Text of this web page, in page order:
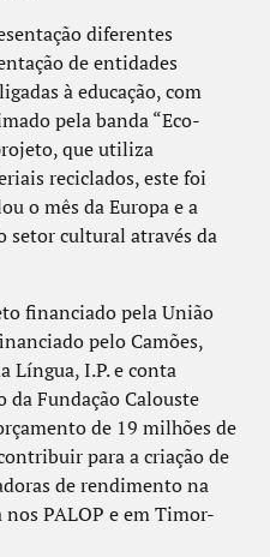
diferentes
de entidades
à educação, com
pela banda “Eco-
que utiliza
reciclados, este foi
o mês da Europa e a
setor cultural através da
financiado pela União
pelo Camões,
Língua, I.P. e conta
Fundação Calouste
de 19 milhões de
para a criação de
de rendimento na
PALOP e em Timor-